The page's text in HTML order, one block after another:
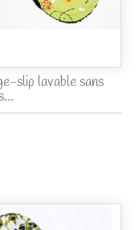
slip lavable sans